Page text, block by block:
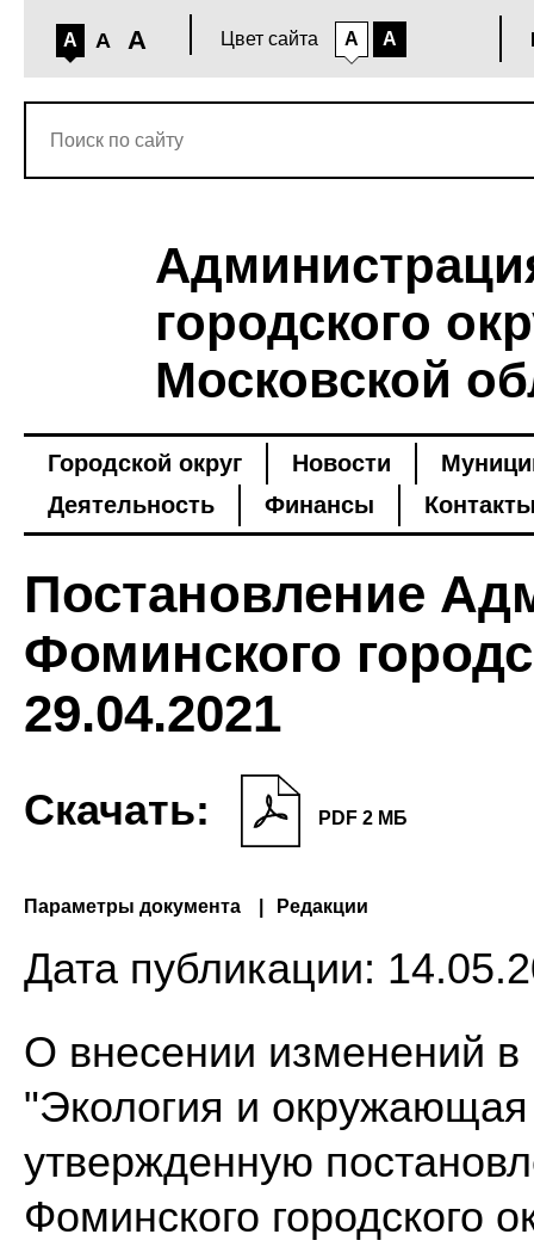
A A A Цвет сайта A A
городского
Московской
Городской округ Новости
Деятельность
Финансы
Постановление
Фоминского
29.04.2021
Скачать: PDF 2 МБ
Параметры документа Редакции
Дата публикации:
О внесении изменений
"Экология и
утвержденную
Фоминского городского